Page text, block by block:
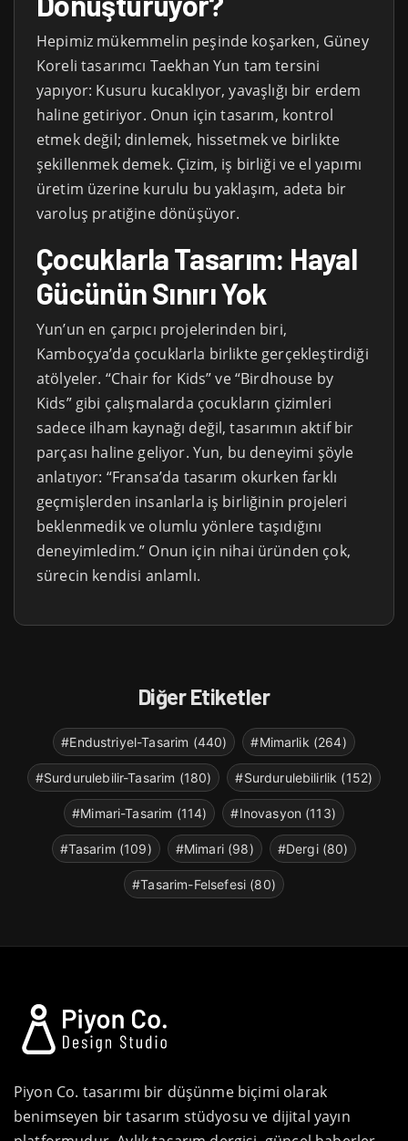
Hepimiz mükemmelin peşinde koşarken, Güney
Koreli tasarımcı Taekhan Yun tam tersini
yapıyor: Kusuru kucaklıyor, yavaşlığı bir erdem
haline getiriyor. Onun için tasarım, kontrol
etmek değil; dinlemek, hissetmek ve birlikte
şekillenmek demek. Çizim, iş birliği ve el yapımı
üretim üzerine kurulu bu yaklaşım, adeta bir
varoluş pratiğine dönüşüyor.
Çocuklarla Tasarım: Hayal
Gücünün Sınırı Yok
Yun’un en çarpıcı projelerinden biri,
Kamboçya’da çocuklarla birlikte gerçekleştirdiği
atölyeler. “Chair for Kids” ve “Birdhouse by
Kids” gibi çalışmalarda çocukların çizimleri
sadece ilham kaynağı değil, tasarımın aktif bir
parçası haline geliyor. Yun, bu deneyimi şöyle
anlatıyor: “Fransa’da tasarım okurken farklı
geçmişlerden insanlarla iş birliğinin projeleri
beklenmedik ve olumlu yönlere taşıdığını
deneyimledim.” Onun için nihai üründen çok,
sürecin kendisi anlamlı.
Diğer Etiketler
#Endustriyel-Tasarim (440) #Mimarlik (264)
#Surdurulebilir-Tasarim (180) #Surdurulebilirlik (152)
#Mimari-Tasarim (114) #Inovasyon (113)
#Tasarim (109) #Mimari (98) #Dergi (80)
#Tasarim-Felsefesi (80)
Piyon Co. tasarımı bir düşünme biçimi olarak
benimseyen bir tasarım stüdyosu ve dijital yayın